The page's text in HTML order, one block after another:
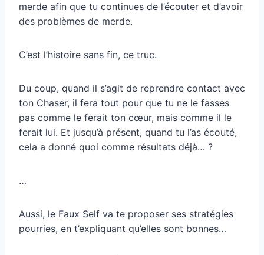
merde afin que tu continues de l’écouter et d’avoir
des problèmes de merde.
C’est l’histoire sans fin, ce truc.
Du coup, quand il s’agit de reprendre contact avec
ton Chaser, il fera tout pour que tu ne le fasses
pas comme le ferait ton cœur, mais comme il le
ferait lui. Et jusqu’à présent, quand tu l’as écouté,
cela a donné quoi comme résultats déjà… ?
…
Aussi, le Faux Self va te proposer ses stratégies
pourries, en t’expliquant qu’elles sont bonnes…